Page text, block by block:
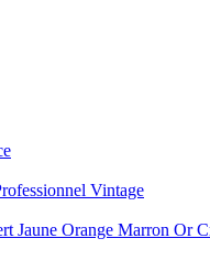
Vintage
Jaune Orange Marron Or